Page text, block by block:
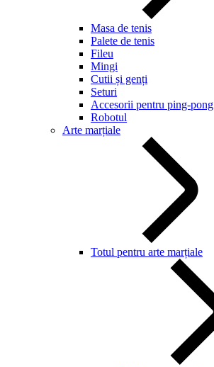
Masa de tenis
Palete de tenis
Fileu
Mingi
Cutii și genți
Seturi
Accesorii pentru ping-pong
Robotul
Arte marțiale
Totul pentru arte marțiale